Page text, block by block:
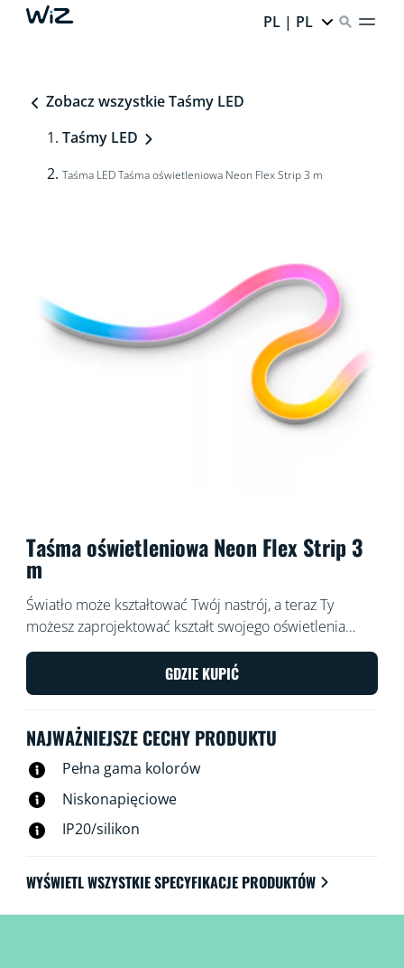
PL | PL
Zobacz wszystkie Taśmy LED
Taśmy LED
Taśma LED Taśma oświetleniowa Neon Flex Strip 3 m
Taśma oświetleniowa Neon Flex Strip 3
m
Światło może kształtować Twój nastrój, a teraz Ty
możesz zaprojektować kształt swojego oświetlenia
dzięki elastycznym taśmom oświetleniowym Neon Flex
firmy WiZ. Jesteśmy pewni, że dzięki 3-metrowej
elastycznej taśmie oświetleniowej zdołasz
upiększą każde pomieszczenie. Stwórz odpowiedni
kolorystycznych. Oczywiście oświetleniem tym można
sterować za pośrednictwem sieci Wi-Fi, przy użyciu
aplikacji WiZ, pilota WiZ lub głosu.
GDZIE KUPIĆ
NAJWAŻNIEJSZE CECHY PRODUKTU
Pełna gama kolorów
Niskonapięciowe
IP20/silikon
WYŚWIETL WSZYSTKIE SPECYFIKACJE PRODUKTÓW